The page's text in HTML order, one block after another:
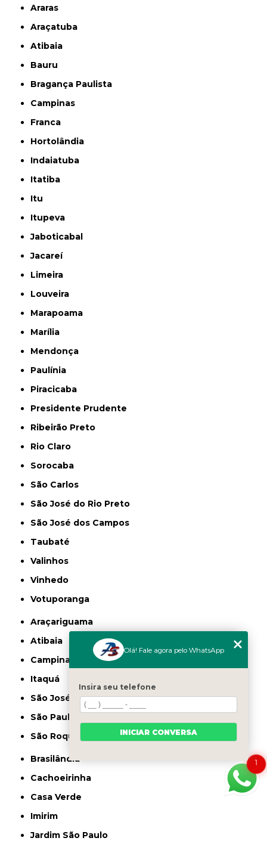
Araras
Araçatuba
Atibaia
Bauru
Bragança Paulista
Campinas
Franca
Hortolândia
Indaiatuba
Itatiba
Itu
Itupeva
Jaboticabal
Jacareí
Limeira
Louveira
Marapoama
Marília
Mendonça
Paulínia
Piracicaba
Presidente Prudente
Ribeirão Preto
Rio Claro
Sorocaba
São Carlos
São José do Rio Preto
São José dos Campos
Taubaté
Valinhos
Vinhedo
Votuporanga
Araçariguama
Atibaia
Campinas
Itaquá
São José dos Campos
São Paulo
São Roque
Brasilândia
Cachoeirinha
Casa Verde
Imirim
Jardim São Paulo
1
Olá! Fale agora pelo WhatsApp
Insira seu telefone
INICIAR CONVERSA